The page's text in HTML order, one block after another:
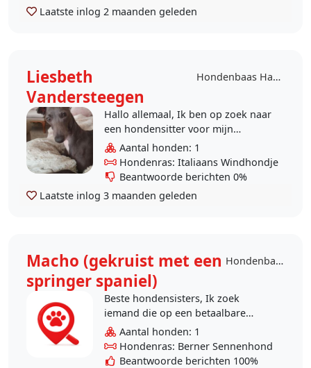
Laatste inlog 2 maanden geleden
Liesbeth
Vandersteegen
Hondenbaas Hasselt
Hallo allemaal, Ik ben op zoek naar
een hondensitter voor mijn
Italiaans windhondje die.
Voornamelijk voor overdag (soms
een ganse, soms een..
Aantal honden: 1
Hondenras: Italiaans Windhondje
Beantwoorde berichten 0%
Laatste inlog 3 maanden geleden
Macho (gekruist met een
springer spaniel)
Hondenbaas Hasselt
Beste hondensisters, Ik zoek
iemand die op een betaalbare
manier "elke" donderdag en vrijdag
mijn hele oude grote en lieve en
makkelijke hond wilt..
Aantal honden: 1
Hondenras: Berner Sennenhond
Beantwoorde berichten 100%